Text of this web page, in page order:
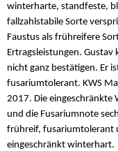
winterharte, standfeste,
fallzahlstabile Sorte
Faustus als frühreifere
Ertragsleistungen.
nicht ganz bestätigen. Er
fusariumtolerant. KWS
2017. Die
und die Fusariumnote
frühreif, fusariumtolerant
eingeschränkt winterhart.